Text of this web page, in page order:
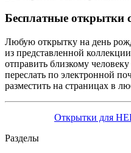
Бесплатные открытки
Любую открытку на день
из представленной
отправить близкому
переслать по электронной
разместить на страницах в
Открытки для
Разделы